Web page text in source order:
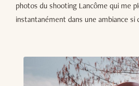
photos du shooting Lancôme qui me
instantanément dans une ambiance si